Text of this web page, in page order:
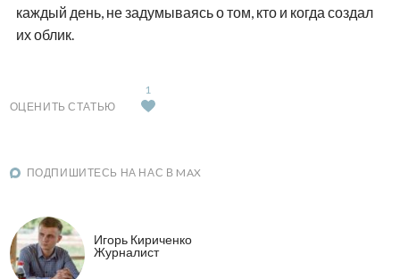
каждый день, не задумываясь о том, кто и когда создал
их облик.
ОЦЕНИТЬ СТАТЬЮ
1
ПОДПИШИТЕСЬ НА НАС В MAX
Игорь Кириченко
Журналист